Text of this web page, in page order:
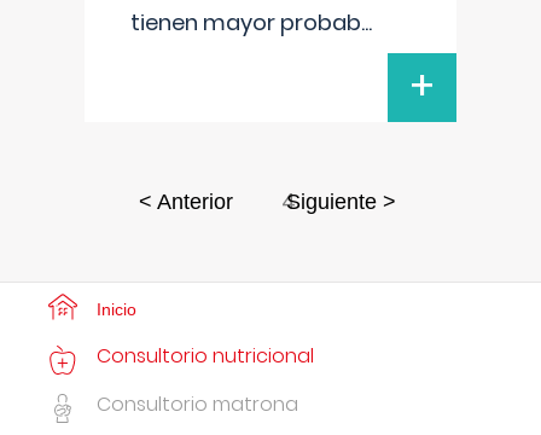
tienen mayor probab...
+
< Anterior 4
Siguiente >
Inicio
Consultorio nutricional
Consultorio matrona